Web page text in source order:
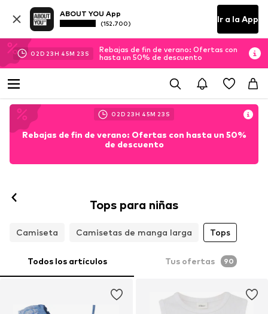
ABOUT YOU App
(152.700) Ir a la App
02D 23H 45M 21 S
Rebajas de fin de verano: Ofertas con
hasta un 50% de descuento
02D 23H 45M 21 S
Rebajas de fin de verano: Ofertas con hasta un 50%
de descuento
Tops para niñas
Camiseta Camisetas de manga larga Tops
Todos los artículos Tus ofertas 90